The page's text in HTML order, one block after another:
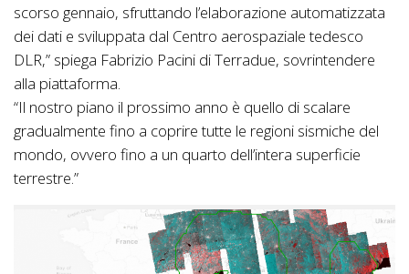
scorso gennaio, sfruttando l’elaborazione automatizzata
dei dati e sviluppata dal Centro aerospaziale tedesco
DLR,” spiega Fabrizio Pacini di Terradue, sovrintendere
alla piattaforma.
“Il nostro piano il prossimo anno è quello di scalare
gradualmente fino a coprire tutte le regioni sismiche del
mondo, ovvero fino a un quarto dell’intera superficie
terrestre.”